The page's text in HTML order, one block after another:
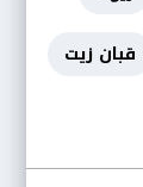
قبان زيت